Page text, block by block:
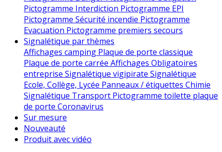
Pictogramme Interdiction Pictogramme EPI
Pictogramme Sécurité incendie Pictogramme
Evacuation Pictogramme premiers secours
Signalétique par thèmes
Affichages camping Plaque de porte classique
Plaque de porte carrée Affichages Obligatoires
entreprise Signalétique vigipirate Signalétique
Ecole, Collège, Lycée Panneaux / étiquettes Chimie
Signalétique Transport Pictogramme toilette plaque
de porte Coronavirus
Sur mesure
Nouveauté
Produit avec vidéo